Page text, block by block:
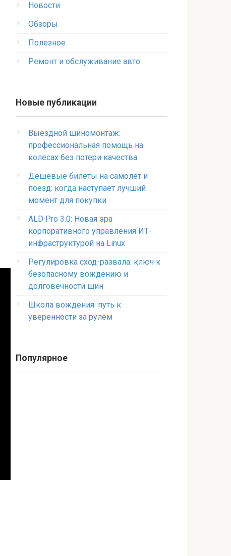
Новости
Обзоры
Полезное
Ремонт и обслуживание авто
Новые публикации
Выездной шиномонтаж:
профессиональная помощь на
колёсах без потери качества
Дешёвые билеты на самолёт и
поезд: когда наступает лучший
момент для покупки
ALD Pro 3.0: Новая эра
корпоративного управления ИТ-
инфраструктурой на Linux
Регулировка сход-развала: ключ к
безопасному вождению и
долговечности шин
Школа вождения: путь к
уверенности за рулём
Популярное